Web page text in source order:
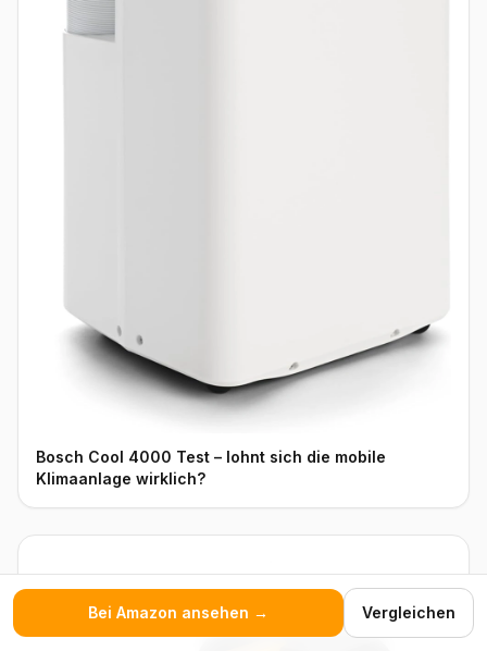
Bosch Cool 4000 Test – lohnt sich die mobile
Klimaanlage wirklich?
Bei Amazon ansehen → Vergleichen